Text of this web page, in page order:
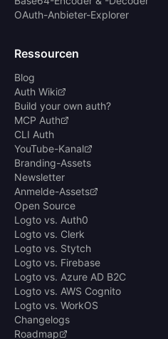
OAuth-Anbieter-Explorer
Ressourcen
Blog
Auth Wiki
Build your own auth?
MCP Auth
CLI Auth
YouTube-Kanal
Branding-Assets
Newsletter
Anmelde-Assets
Open Source
Logto vs. Auth0
Logto vs. Clerk
Logto vs. Stytch
Logto vs. Firebase
Logto vs. Azure AD B2C
Logto vs. AWS Cognito
Logto vs. WorkOS
Changelogs
Roadmap